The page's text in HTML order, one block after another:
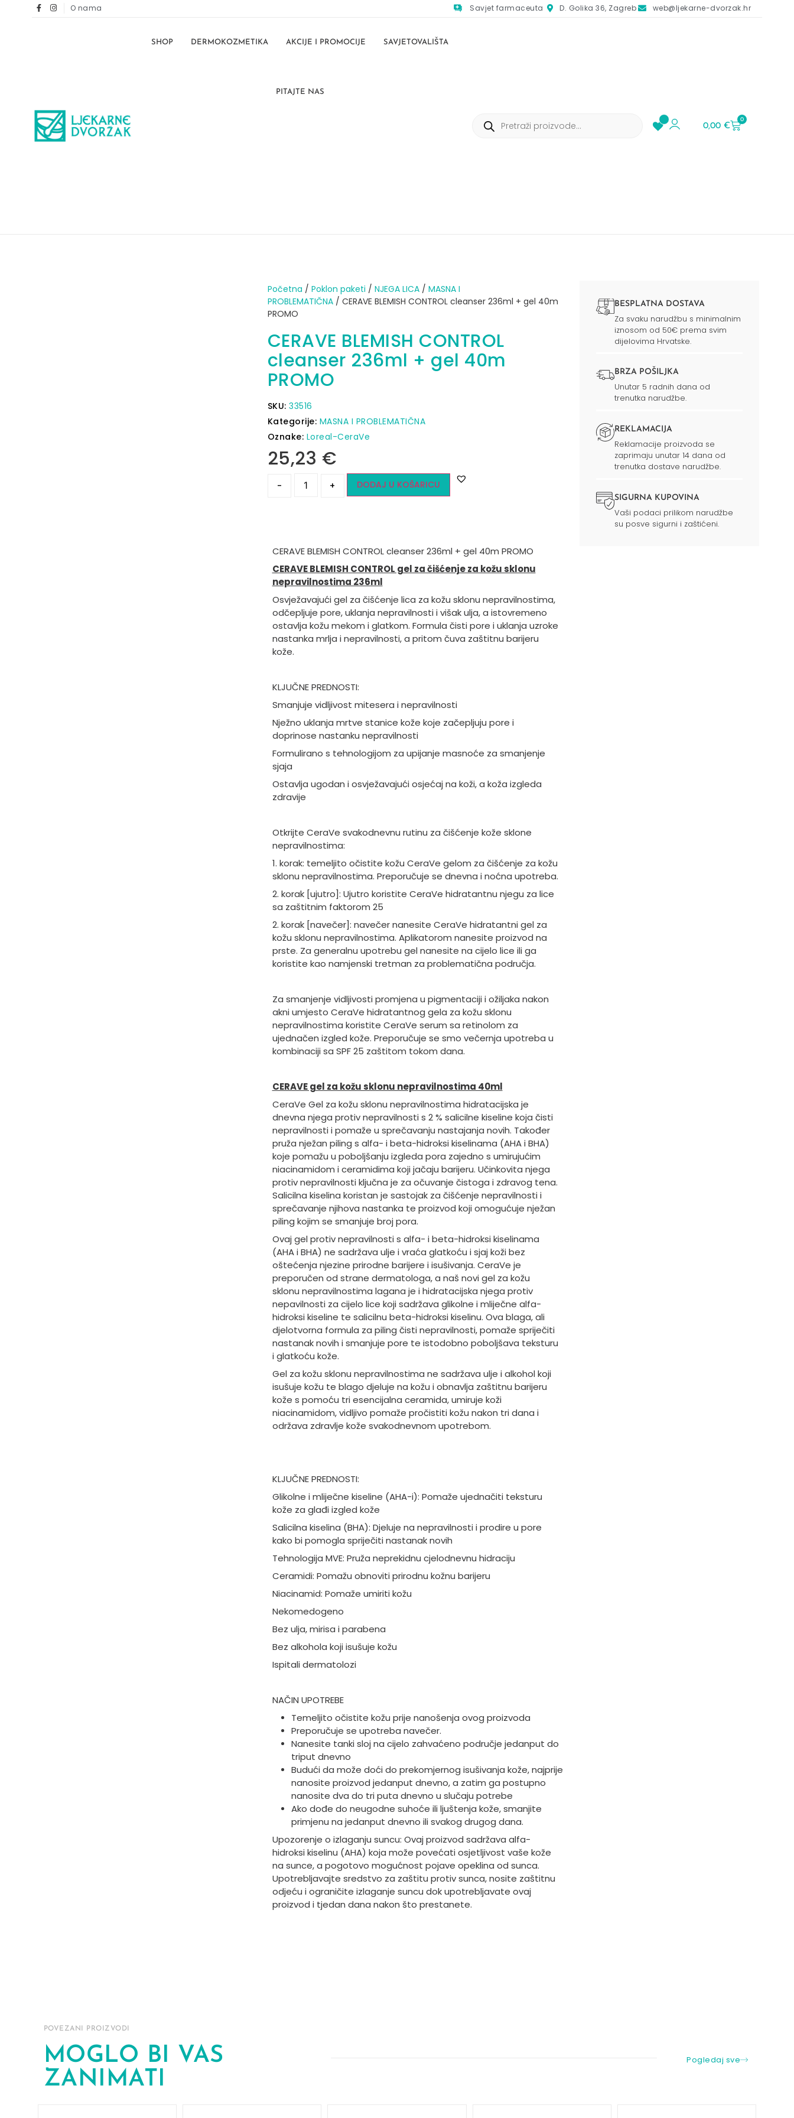
O nama Savjet farmaceuta D. Golika 36, Zagreb web@ljekarne-dvorzak.hr
SHOP DERMOKOZMETIKA AKCIJE I PROMOCIJE SAVJETOVALIŠTA
PITAJTE NAS
0,00€
0
Početna / Poklon paketi / NJEGA LICA/ MASNA I
PROBLEMATIČNA/ CERAVE BLEMISH CONTROL cleanser 236ml + gel 40m
PROMO
CERAVE BLEMISH CONTROL
cleanser 236ml + gel 40m
PROMO
SKU: 33516
Kategorije: MASNA I PROBLEMATIČNA
Oznake: Loreal-CeraVe
25,23 €
- + DODAJ U KOŠARICU
CERAVE BLEMISH CONTROL cleanser 236ml + gel 40m PROMO
CERAVE BLEMISH CONTROL gel za čišćenje za kožu sklonu
nepravilnostima 236ml
Osvježavajući gel za čišćenje lica za kožu sklonu nepravilnostima,
odčepljuje pore, uklanja nepravilnosti i višak ulja, a istovremeno
ostavlja kožu mekom i glatkom. Formula čisti pore i uklanja uzroke
nastanka mrlja i nepravilnosti, a pritom čuva zaštitnu barijeru
kože.
KLJUČNE PREDNOSTI:
Smanjuje vidljivost mitesera i nepravilnosti
Nježno uklanja mrtve stanice kože koje začepljuju pore i
doprinose nastanku nepravilnosti
Formulirano s tehnologijom za upijanje masnoće za smanjenje
sjaja
Ostavlja ugodan i osvježavajući osjećaj na koži, a koža izgleda
zdravije
Otkrijte CeraVe svakodnevnu rutinu za čišćenje kože sklone
nepravilnostima:
1. korak: temeljito očistite kožu CeraVe gelom za čišćenje za kožu
sklonu nepravilnostima. Preporučuje se dnevna i noćna upotreba.
2. korak [ujutro]: Ujutro koristite CeraVe hidratantnu njegu za lice
sa zaštitnim faktorom 25
2. korak [navečer]: navečer nanesite CeraVe hidratantni gel za
kožu sklonu nepravilnostima. Aplikatorom nanesite proizvod na
prste. Za generalnu upotrebu gel nanesite na cijelo lice ili ga
koristite kao namjenski tretman za problematična područja.
Za smanjenje vidljivosti promjena u pigmentaciji i ožiljaka nakon
akni umjesto CeraVe hidratantnog gela za kožu sklonu
nepravilnostima koristite CeraVe serum sa retinolom za
ujednačen izgled kože. Preporučuje se smo večernja upotreba u
kombinaciji sa SPF 25 zaštitom tokom dana.
CERAVE gel za kožu sklonu nepravilnostima 40ml
CeraVe Gel za kožu sklonu nepravilnostima hidratacijska je
dnevna njega protiv nepravilnosti s 2 % salicilne kiseline koja čisti
nepravilnosti i pomaže u sprečavanju nastajanja novih. Također
pruža nježan piling s alfa- i beta-hidroksi kiselinama (AHA i BHA)
koje pomažu u poboljšanju izgleda pora zajedno s umirujućim
niacinamidom i ceramidima koji jačaju barijeru. Učinkovita njega
protiv nepravilnosti ključna je za očuvanje čistoga i zdravog tena.
Salicilna kiselina koristan je sastojak za čišćenje nepravilnosti i
sprečavanje njihova nastanka te proizvod koji omogućuje nježan
piling kojim se smanjuje broj pora.
Ovaj gel protiv nepravilnosti s alfa- i beta-hidroksi kiselinama
(AHA i BHA) ne sadržava ulje i vraća glatkoću i sjaj koži bez
oštećenja njezine prirodne barijere i isušivanja. CeraVe je
preporučen od strane dermatologa, a naš novi gel za kožu
sklonu nepravilnostima lagana je i hidratacijska njega protiv
nepavilnosti za cijelo lice koji sadržava glikolne i mliječne alfa-
hidroksi kiseline te salicilnu beta-hidroksi kiselinu. Ova blaga, ali
djelotvorna formula za piling čisti nepravilnosti, pomaže spriječiti
nastanak novih i smanjuje pore te istodobno poboljšava teksturu
i glatkoću kože.
Gel za kožu sklonu nepravilnostima ne sadržava ulje i alkohol koji
isušuje kožu te blago djeluje na kožu i obnavlja zaštitnu barijeru
kože s pomoću tri esencijalna ceramida, umiruje koži
niacinamidom, vidljivo pomaže pročistiti kožu nakon tri dana i
održava zdravlje kože svakodnevnom upotrebom.
KLJUČNE PREDNOSTI:
Glikolne i mliječne kiseline (AHA-i): Pomaže ujednačiti teksturu
kože za glađi izgled kože
Salicilna kiselina (BHA): Djeluje na nepravilnosti i prodire u pore
kako bi pomogla spriječiti nastanak novih
Tehnologija MVE: Pruža neprekidnu cjelodnevnu hidraciju
Ceramidi: Pomažu obnoviti prirodnu kožnu barijeru
Niacinamid: Pomaže umiriti kožu
Nekomedogeno
Bez ulja, mirisa i parabena
Bez alkohola koji isušuje kožu
Ispitali dermatolozi
NAČIN UPOTREBE
Temeljito očistite kožu prije nanošenja ovog proizvoda
Preporučuje se upotreba navečer.
Nanesite tanki sloj na cijelo zahvaćeno područje jedanput do
triput dnevno
Budući da može doći do prekomjernog isušivanja kože, najprije
nanosite proizvod jedanput dnevno, a zatim ga postupno
nanosite dva do tri puta dnevno u slučaju potrebe
Ako dođe do neugodne suhoće ili ljuštenja kože, smanjite
primjenu na jedanput dnevno ili svakog drugog dana.
Upozorenje o izlaganju suncu: Ovaj proizvod sadržava alfa-
hidroksi kiselinu (AHA) koja može povećati osjetljivost vaše kože
na sunce, a pogotovo mogućnost pojave opeklina od sunca.
Upotrebljavajte sredstvo za zaštitu protiv sunca, nosite zaštitnu
odjeću i ograničite izlaganje suncu dok upotrebljavate ovaj
proizvod i tjedan dana nakon što prestanete.
BESPLATNA DOSTAVA
Za svaku narudžbu s minimalnim
iznosom od 50€ prema svim
dijelovima Hrvatske.
BRZA POŠILJKA
Unutar 5 radnih dana od
trenutka narudžbe.
REKLAMACIJA
Reklamacije proizvoda se
zaprimaju unutar 14 dana od
trenutka dostave narudžbe.
SIGURNA KUPOVINA
Vaši podaci prilikom narudžbe
su posve sigurni i zaštićeni.
POVEZANI PROIZVODI
MOGLO BI VAS
ZANIMATI
Pogledaj sve